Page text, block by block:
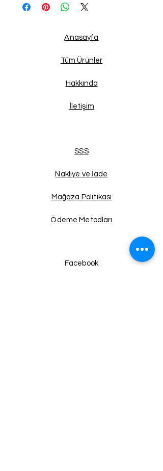
Anasayfa
Tüm Ürünler
Hakkında
İletişim
SSS
Nakliye ve İade
Mağaza Politikası
Ödeme Metodları
Facebook